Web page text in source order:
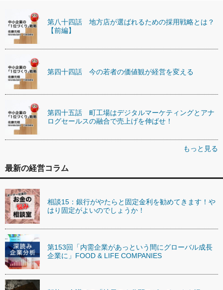
第八十四話 地方店が選ばれるための採用戦略とは？
【前編】
第四十四話 今の若者の価値観が経営を変える
第四十五話 町工場はデジタルマーケティングとアナ
ログセールスの融合で売上げを伸ばせ！
もっと見る
最新の経営コラム
相談15：銀行がやたらと固定金利を勧めてきます！や
はり固定がよいのでしょうか！
第153回「内需企業があっという間にグローバル成長
企業に」FOOD & LIFE COMPANIES